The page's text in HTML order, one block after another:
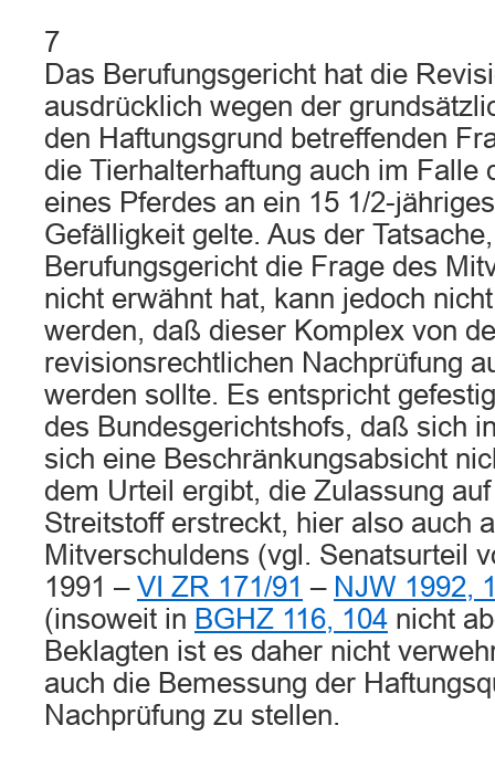
7
Das Berufungsgericht hat die
ausdrücklich wegen der
den Haftungsgrund betreffenden
die Tierhalterhaftung auch im Falle
eines Pferdes an ein 15 1/2-
Gefälligkeit gelte. Aus der
Berufungsgericht die Frage des
nicht erwähnt hat, kann jedoch
werden, daß dieser Komplex von
revisionsrechtlichen Nachprüfung
werden sollte. Es entspricht
des Bundesgerichtshofs, daß sich
sich eine Beschränkungsabsicht
dem Urteil ergibt, die Zulassung
Streitstoff erstreckt, hier also auch
Mitverschuldens (vgl. Senatsurteil
1991 – VI ZR 171/91 – NJW 1992,
(insoweit in BGHZ 116, 104 nicht
Beklagten ist es daher nicht
auch die Bemessung der
Nachprüfung zu stellen.